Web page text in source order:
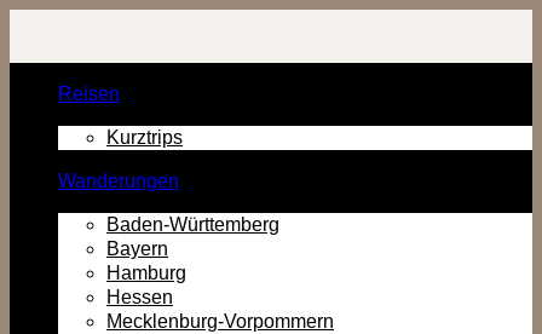
Inhalt
Reisen
Kurztrips
Wanderungen
Baden-Württemberg
Bayern
Hamburg
Hessen
Mecklenburg-Vorpommern